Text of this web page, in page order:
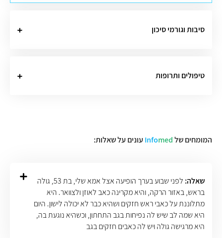
סיבות וגורמי סיכון
טיפולים ותרופות
המומחים של Infomed עונים על שאלות:
שאלה:
לפני שבוע בערך הופיעה אצל אמא שלי, בת 53, גולה
בראש, באזור הרקה, והיא מקרינה כאב לאוזן ולצוואר. היא
מתלוננת על כאבי ראש חזקים ושהיא כבר לא יכולה לישון. היום
היא שמה לב שיש לה נפיחות בגב התחתון, וכשהיא נוגעת בה,
היא מרגישה גולה ויש לה כאבים חזקים בגב